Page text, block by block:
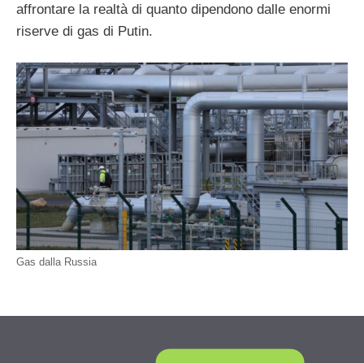
affrontare la realtà di quanto dipendono dalle enormi
riserve di gas di Putin.
Gas dalla Russia